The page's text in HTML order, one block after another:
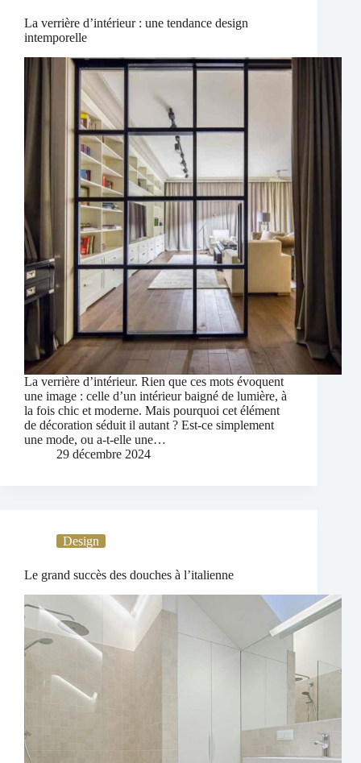
La verrière d’intérieur : une tendance design
intemporelle
La verrière d’intérieur. Rien que ces mots évoquent
une image : celle d’un intérieur baigné de lumière, à
la fois chic et moderne. Mais pourquoi cet élément
de décoration séduit il autant ? Est-ce simplement
une mode, ou a-t-elle une…
29 décembre 2024
Design
Le grand succès des douches à l’italienne